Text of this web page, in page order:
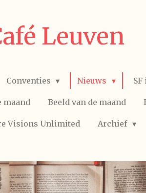
Leuven
Conventies Nieuws
maand Beeld van de maand
Visions Unlimited Archief